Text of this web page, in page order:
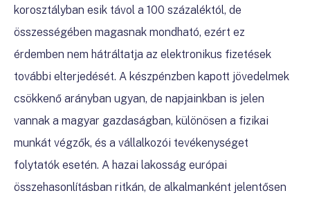
korosztályban esik távol a 100 százaléktól, de
összességében magasnak mondható, ezért ez
érdemben nem hátráltatja az elektronikus fizetések
további elterjedését. A készpénzben kapott jövedelmek
csökkenő arányban ugyan, de napjainkban is jelen
vannak a magyar gazdaságban, különösen a fizikai
munkát végzők, és a vállalkozói tevékenységet
folytatók esetén. A hazai lakosság európai
összehasonlításban ritkán, de alkalmanként jelentősen